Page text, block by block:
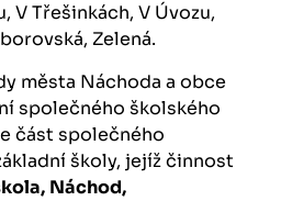
V Třešinkách, V Úvozu,
Zelená.
města Náchoda a obce
společného školského
část společného
školy, jejíž činnost
Náchod,